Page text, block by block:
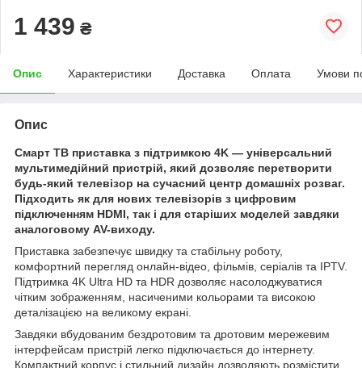
1 439 ₴
Опис Характеристики Доставка Оплата Умови
Опис
Смарт ТВ приставка з підтримкою 4K — універсальний
мультимедійний пристрій, який дозволяє перетворити
будь-який телевізор на сучасний центр домашніх розваг.
Підходить як для нових телевізорів з цифровим
підключенням HDMI, так і для старіших моделей завдяки
аналоговому AV-виходу.
Приставка забезпечує швидку та стабільну роботу,
комфортний перегляд онлайн-відео, фільмів, серіалів та IPTV.
Підтримка 4K Ultra HD та HDR дозволяє насолоджуватися
чітким зображенням, насиченими кольорами та високою
деталізацією на великому екрані.
Завдяки вбудованим бездротовим та дротовим мережевим
інтерфейсам пристрій легко підключається до інтернету.
Компактний корпус і стильний дизайн дозволяють розмістити